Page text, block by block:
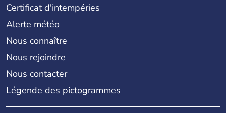
Certificat d'intempéries
Alerte météo
Nous connaître
Nous rejoindre
Nous contacter
Légende des pictogrammes